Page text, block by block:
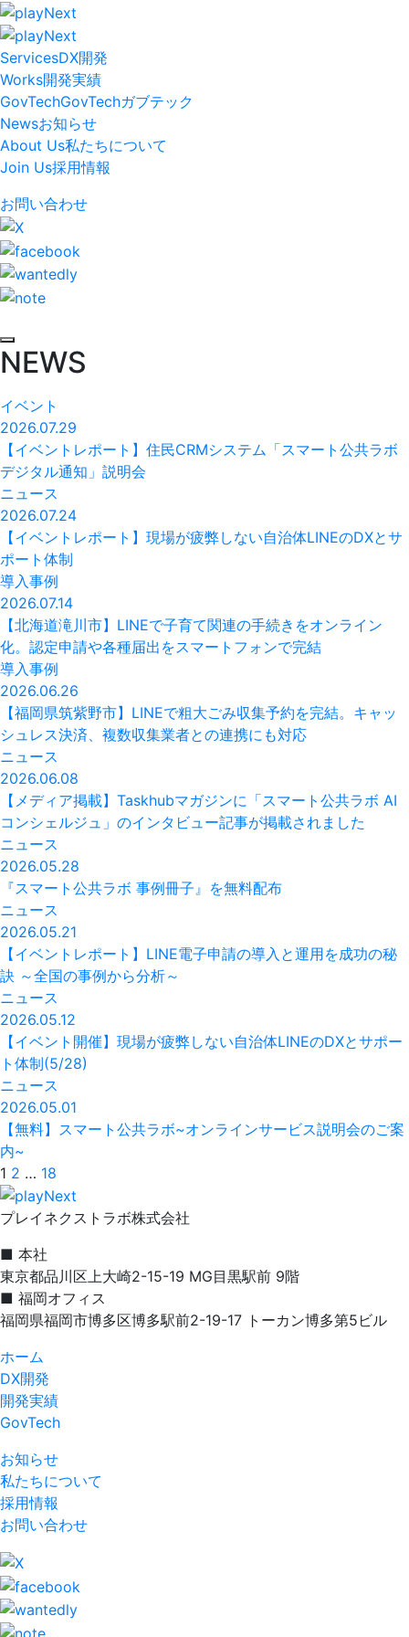
ServicesDX開発
Works開発実績
GovTechGovTechガブテック
Newsお知らせ
About Us私たちについて
Join Us採用情報
お問い合わせ
NEWS
イベント
2026.07.29
【イベントレポート】住民CRMシステム「スマート公共ラボ
デジタル通知」説明会
ニュース
2026.07.24
【イベントレポート】現場が疲弊しない自治体LINEのDXとサ
ポート体制
導入事例
2026.07.14
【北海道滝川市】LINEで子育て関連の手続きをオンライン
化。認定申請や各種届出をスマートフォンで完結
導入事例
2026.06.26
【福岡県筑紫野市】LINEで粗大ごみ収集予約を完結。キャッ
シュレス決済、複数収集業者との連携にも対応
ニュース
2026.06.08
【メディア掲載】Taskhubマガジンに「スマート公共ラボ AI
コンシェルジュ」のインタビュー記事が掲載されました
ニュース
2026.05.28
『スマート公共ラボ 事例冊子』を無料配布
ニュース
2026.05.21
【イベントレポート】LINE電子申請の導入と運用を成功の秘
訣 ～全国の事例から分析～
ニュース
2026.05.12
【イベント開催】現場が疲弊しない自治体LINEのDXとサポー
ト体制(5/28)
ニュース
2026.05.01
【無料】スマート公共ラボ~オンラインサービス説明会のご案
内~
投
稿
の
ペ
ー
ジ
送
り
1 2 … 18
プレイネクストラボ株式会社
■ 本社
東京都品川区上大崎2-15-19 MG目黒駅前 9階
■ 福岡オフィス
福岡県福岡市博多区博多駅前2-19-17 トーカン博多第5ビル
ホーム
DX開発
開発実績
GovTech
お知らせ
私たちについて
採用情報
お問い合わせ